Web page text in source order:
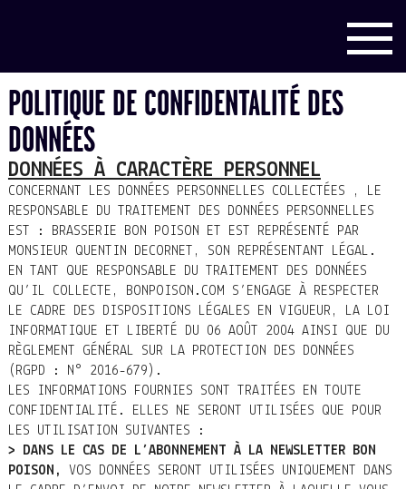
POLITIQUE DE CONFIDENTALITÉ DES
DONNÉES
DONNÉES À CARACTÈRE PERSONNEL
CONCERNANT LES DONNÉES PERSONNELLES COLLECTÉES , LE
RESPONSABLE DU TRAITEMENT DES DONNÉES PERSONNELLES
EST : BRASSERIE BON POISON ET EST REPRÉSENTÉ PAR
MONSIEUR QUENTIN DECORNET, SON REPRÉSENTANT LÉGAL.
EN TANT QUE RESPONSABLE DU TRAITEMENT DES DONNÉES
QU’IL COLLECTE, BONPOISON.COM S’ENGAGE À RESPECTER
LE CADRE DES DISPOSITIONS LÉGALES EN VIGUEUR, LA LOI
INFORMATIQUE ET LIBERTÉ DU 06 AOÛT 2004 AINSI QUE DU
RÈGLEMENT GÉNÉRAL SUR LA PROTECTION DES DONNÉES
(RGPD : N° 2016-679).
LES INFORMATIONS FOURNIES SONT TRAITÉES EN TOUTE
CONFIDENTIALITÉ. ELLES NE SERONT UTILISÉES QUE POUR
LES UTILISATION SUIVANTES :
> DANS LE CAS DE L’ABONNEMENT À LA NEWSLETTER BON
POISON,
VOS DONNÉES SERONT UTILISÉES UNIQUEMENT DANS